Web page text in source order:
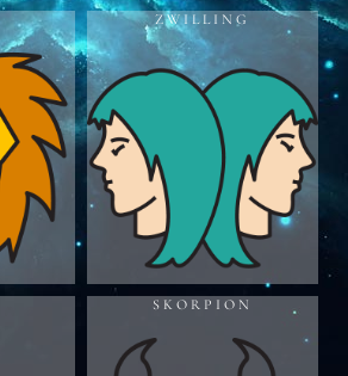
ZWILLING
SKORPION